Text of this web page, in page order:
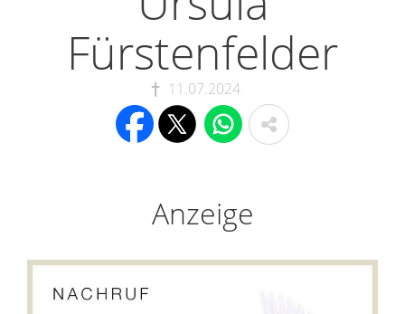
Fürstenfelder
11.07.2024
Anzeige